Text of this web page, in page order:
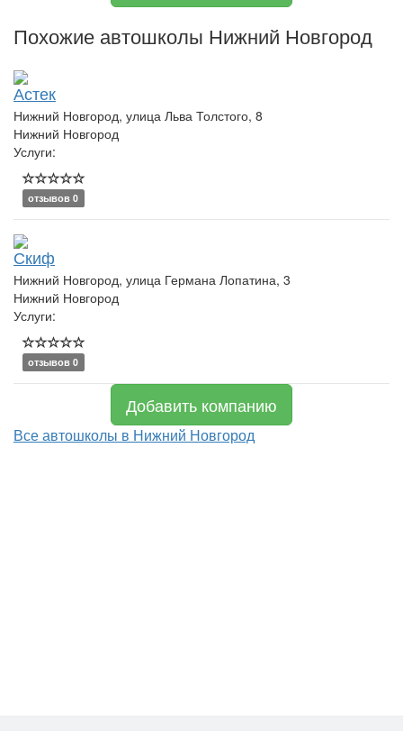
Похожие автошколы Нижний Новгород
Астек
Нижний Новгород, улица Льва Толстого, 8
Нижний Новгород
Услуги:
отзывов 0
Скиф
Нижний Новгород, улица Германа Лопатина, 3
Нижний Новгород
Услуги:
отзывов 0
Добавить компанию
Все автошколы в Нижний Новгород